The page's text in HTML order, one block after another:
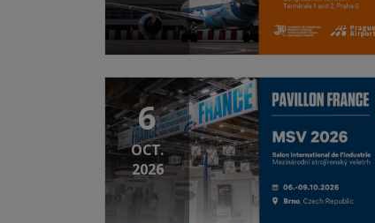
6
OCT.
2026